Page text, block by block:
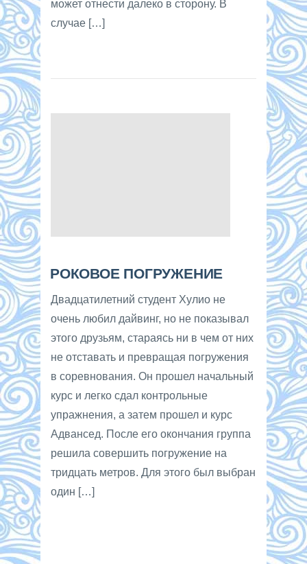
может отнести далеко в сторону. В
случае […]
РОКОВОЕ ПОГРУЖЕНИЕ
Двадцатилетний студент Хулио не
очень любил дайвинг, но не показывал
этого друзьям, стараясь ни в чем от них
не отставать и превращая погружения
в соревнования. Он прошел начальный
курс и легко сдал контрольные
упражнения, а затем прошел и курс
Адвансед. После его окончания группа
решила совершить погружение на
тридцать метров. Для этого был выбран
один […]